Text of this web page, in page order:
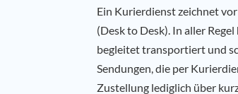
Ein Kurierdienst zeichnet
(Desk to Desk). In aller
begleitet transportiert und
Sendungen, die per
Zustellung lediglich über